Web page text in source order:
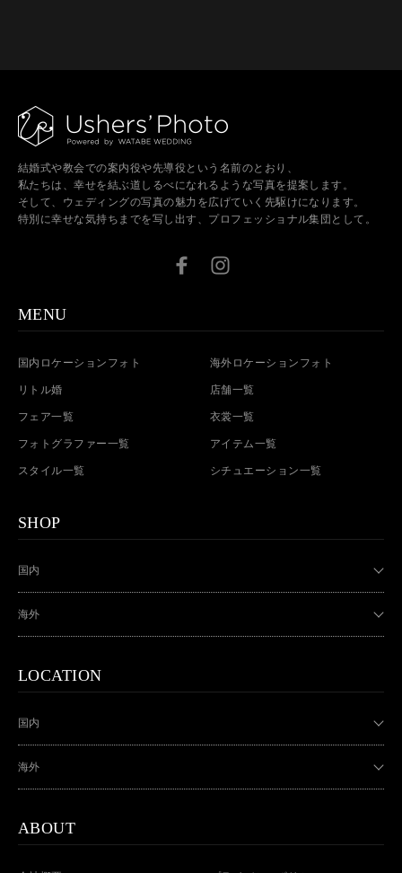
結婚式や教会での案内役や先導役という名前のとおり、
私たちは、幸せを結ぶ道しるべになれるような写真を提案します。
そして、ウェディングの写真の魅力を広げていく先駆けになります。
特別に幸せな気持ちまでを写し出す、プロフェッショナル集団として。
MENU
国内ロケーションフォト 海外ロケーションフォト
リトル婚 店舗一覧
フェア一覧 衣裳一覧
フォトグラファー一覧 アイテム一覧
スタイル一覧 シチュエーション一覧
SHOP
国内
海外
LOCATION
国内
海外
ABOUT